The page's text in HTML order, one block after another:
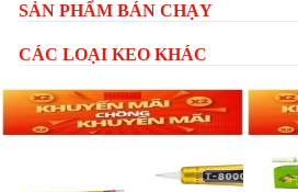
SẢN PHẨM BÁN CHẠY
CÁC LOẠI KEO KHÁC